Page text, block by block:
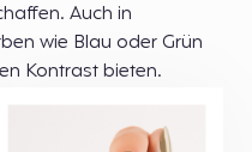
Auch in
wie Blau oder Grün
Kontrast bieten.